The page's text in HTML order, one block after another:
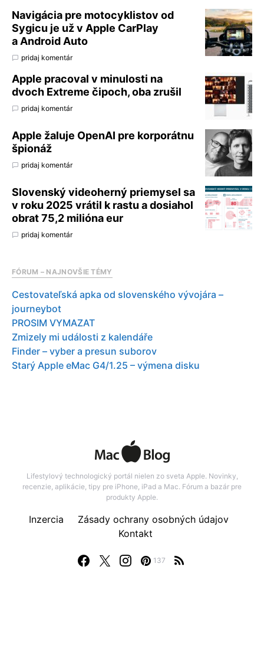
Navigácia pre motocyklistov od
Sygicu je už v Apple CarPlay
a Android Auto
pridaj komentár
Apple pracoval v minulosti na
dvoch Extreme čipoch, oba zrušil
pridaj komentár
Apple žaluje OpenAI pre korporátnu
špionáž
pridaj komentár
Slovenský videoherný priemysel sa
v roku 2025 vrátil k rastu a dosiahol
obrat 75,2 milióna eur
pridaj komentár
FÓRUM – NAJNOVŠIE TÉMY
Cestovateľská apka od slovenského vývojára –
journeybot
PROSIM VYMAZAT
Zmizely mi události z kalendáře
Finder – vyber a presun suborov
Starý Apple eMac G4/1.25 – výmena disku
Lifestylový technologický portál nielen zo sveta Apple. Novinky,
recenzie, aplikácie, tipy pre iPhone, iPad a Mac. Fórum a bazár pre
produkty Apple.
137
Inzercia
Zásady ochrany osobných údajov
Kontakt